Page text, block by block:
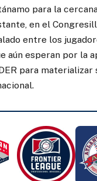
para la
en el
entre los
aún esperan por la
para materializar